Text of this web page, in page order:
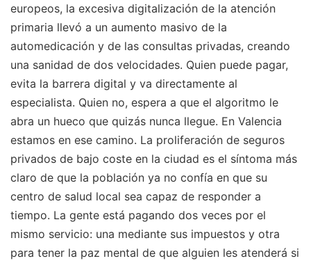
europeos, la excesiva digitalización de la atención
primaria llevó a un aumento masivo de la
automedicación y de las consultas privadas, creando
una sanidad de dos velocidades. Quien puede pagar,
evita la barrera digital y va directamente al
especialista. Quien no, espera a que el algoritmo le
abra un hueco que quizás nunca llegue. En Valencia
estamos en ese camino. La proliferación de seguros
privados de bajo coste en la ciudad es el síntoma más
claro de que la población ya no confía en que su
centro de salud local sea capaz de responder a
tiempo. La gente está pagando dos veces por el
mismo servicio: una mediante sus impuestos y otra
para tener la paz mental de que alguien les atenderá si